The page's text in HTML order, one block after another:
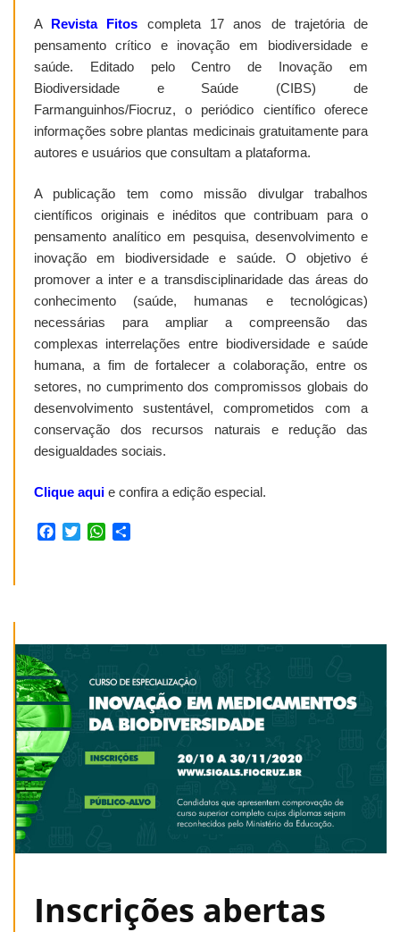
A Revista Fitos completa 17 anos de trajetória de
pensamento crítico e inovação em biodiversidade e
saúde. Editado pelo Centro de Inovação em
Biodiversidade e Saúde (CIBS) de
Farmanguinhos/Fiocruz, o periódico científico oferece
informações sobre plantas medicinais gratuitamente para
autores e usuários que consultam a plataforma.
A publicação tem como missão divulgar trabalhos
científicos originais e inéditos que contribuam para o
pensamento analítico em pesquisa, desenvolvimento e
inovação em biodiversidade e saúde. O objetivo é
promover a inter e a transdisciplinaridade das áreas do
conhecimento (saúde, humanas e tecnológicas)
necessárias para ampliar a compreensão das
complexas interrelações entre biodiversidade e saúde
humana, a fim de fortalecer a colaboração, entre os
setores, no cumprimento dos compromissos globais do
desenvolvimento sustentável, comprometidos com a
conservação dos recursos naturais e redução das
desigualdades sociais.
Clique aquie confira a edição especial.
Facebook
TwitterWhatsApp
Inscrições abertas